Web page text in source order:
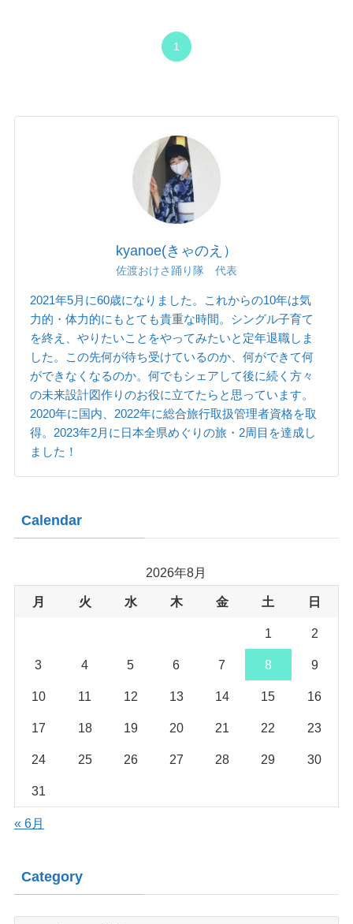
1
kyanoe(きゃのえ）
佐渡おけさ踊り隊 代表
2021年5月に60歳になりました。これからの10年は気
力的・体力的にもとても貴重な時間。シングル子育て
を終え、やりたいことをやってみたいと定年退職しま
した。この先何が待ち受けているのか、何ができて何
ができなくなるのか。何でもシェアして後に続く方々
の未来設計図作りのお役に立てたらと思っています。
2020年に国内、2022年に総合旅行取扱管理者資格を取
得。2023年2月に日本全県めぐりの旅・2周目を達成し
ました！
Calendar
2026年8月
月 火 水 木 金 土 日
1 2
3 4 5 6 7 8 9
10 11 12 13 14 15 16
17 18 19 20 21 22 23
24 25 26 27 28 29 30
31
« 6月
Category